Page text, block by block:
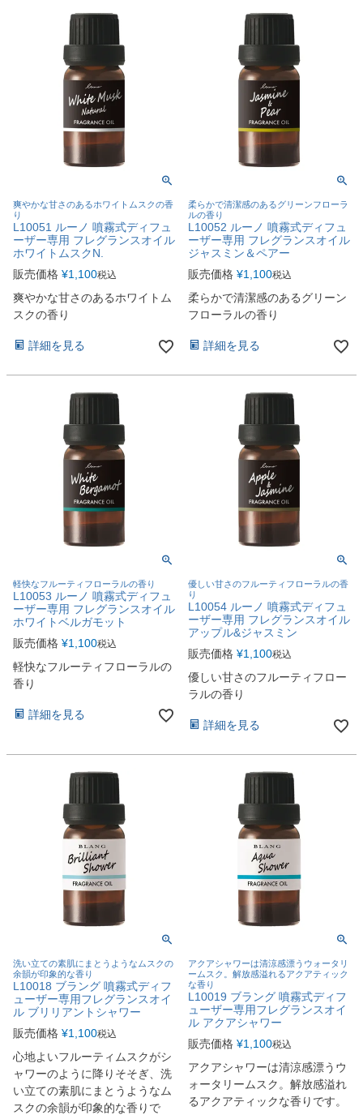
爽やかな甘さのあるホワイトムスクの香
り
L10051 ルーノ 噴霧式ディフュ
ーザー専用 フレグランスオイル
ホワイトムスクN.
販売価格 ¥1,100税込
爽やかな甘さのあるホワイトム
スクの香り
詳細を見る
柔らかで清潔感のあるグリーンフローラ
ルの香り
L10052 ルーノ 噴霧式ディフュ
ーザー専用 フレグランスオイル
ジャスミン＆ペアー
販売価格 ¥1,100税込
柔らかで清潔感のあるグリーン
フローラルの香り
詳細を見る
軽快なフルーティフローラルの香り
L10053 ルーノ 噴霧式ディフュ
ーザー専用 フレグランスオイル
ホワイトベルガモット
販売価格 ¥1,100税込
軽快なフルーティフローラルの
香り
詳細を見る
優しい甘さのフルーティフローラルの香
り
L10054 ルーノ 噴霧式ディフュ
ーザー専用 フレグランスオイル
アップル&ジャスミン
販売価格 ¥1,100税込
優しい甘さのフルーティフロー
ラルの香り
詳細を見る
洗い立ての素肌にまとうようなムスクの
余韻が印象的な香り
L10018 ブラング 噴霧式ディフ
ューザー専用フレグランスオイ
ル ブリリアントシャワー
販売価格 ¥1,100税込
心地よいフルーティムスクがシ
ャワーのように降りそそぎ、洗
い立ての素肌にまとうようなム
スクの余韻が印象的な香りで
アクアシャワーは清涼感漂うウォータリ
ームスク。解放感溢れるアクアティック
な香り
L10019 ブラング 噴霧式ディフ
ューザー専用フレグランスオイ
ル アクアシャワー
販売価格 ¥1,100税込
アクアシャワーは清涼感漂うウ
ォータリームスク。解放感溢れ
るアクアティックな香りです。